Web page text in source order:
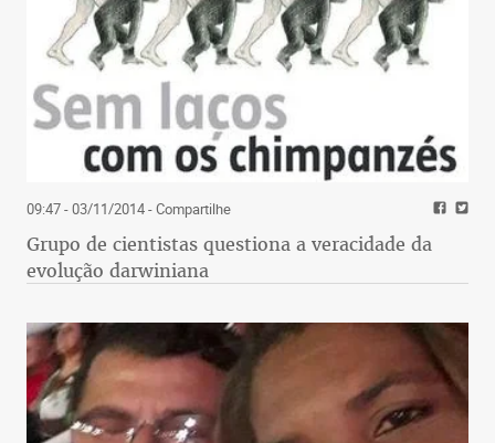
09:47 - 03/11/2014- Compartilhe
Grupo de cientistas questiona a veracidade da
evolução darwiniana